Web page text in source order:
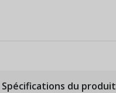
Spécifications du produit